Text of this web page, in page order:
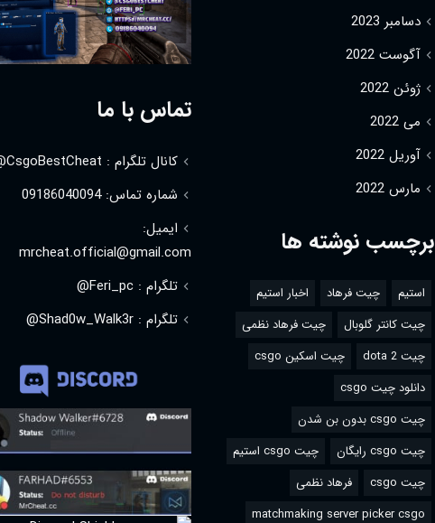
دسامبر 2023
آگوست 2022
ژوئن 2022
می 2022
آوریل 2022
مارس 2022
برچسب نوشته ها
استیم چیت فرهاد
اخبار استیم
چیت کانتر گلوبال
چیت فرهاد نظمی
چیت dota 2
چیت اسکین csgo
دانلود چیت csgo
چیت csgo بدون بن شدن
چیت csgo رایگان
چیت csgo استیم
چیت csgo
فرهاد نظمی
matchmaking server picker csgo
تماس با ما
کانال تلگرام : CsgoBestCheat@
شماره تماس: 09186040094
ایمیل:
mrcheat.official@gmail.com
تلگرام : Feri_pc@
تلگرام : Shad0w_Walk3r@